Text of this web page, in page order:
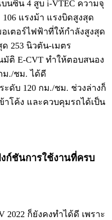
นซิน 4 สูบ i-VTEC ความจุ
แรงม้า แรงบิดสูงสุด
เตอร์ไฟฟ้าที่ให้กำลังสูงสุด
253 นิวตัน-เมตร
มัติ E-CVT ทำให้ตอบสนอง
ม./ชม. ได้ดี
ะดับ 120 กม./ชม. ช่วงล่างก็
าโค้ง และควบคุมรถได้เป็น
ก์ชันการใช้งานที่ครบ
2022 ก็ยังคงทำได้ดี เพราะ